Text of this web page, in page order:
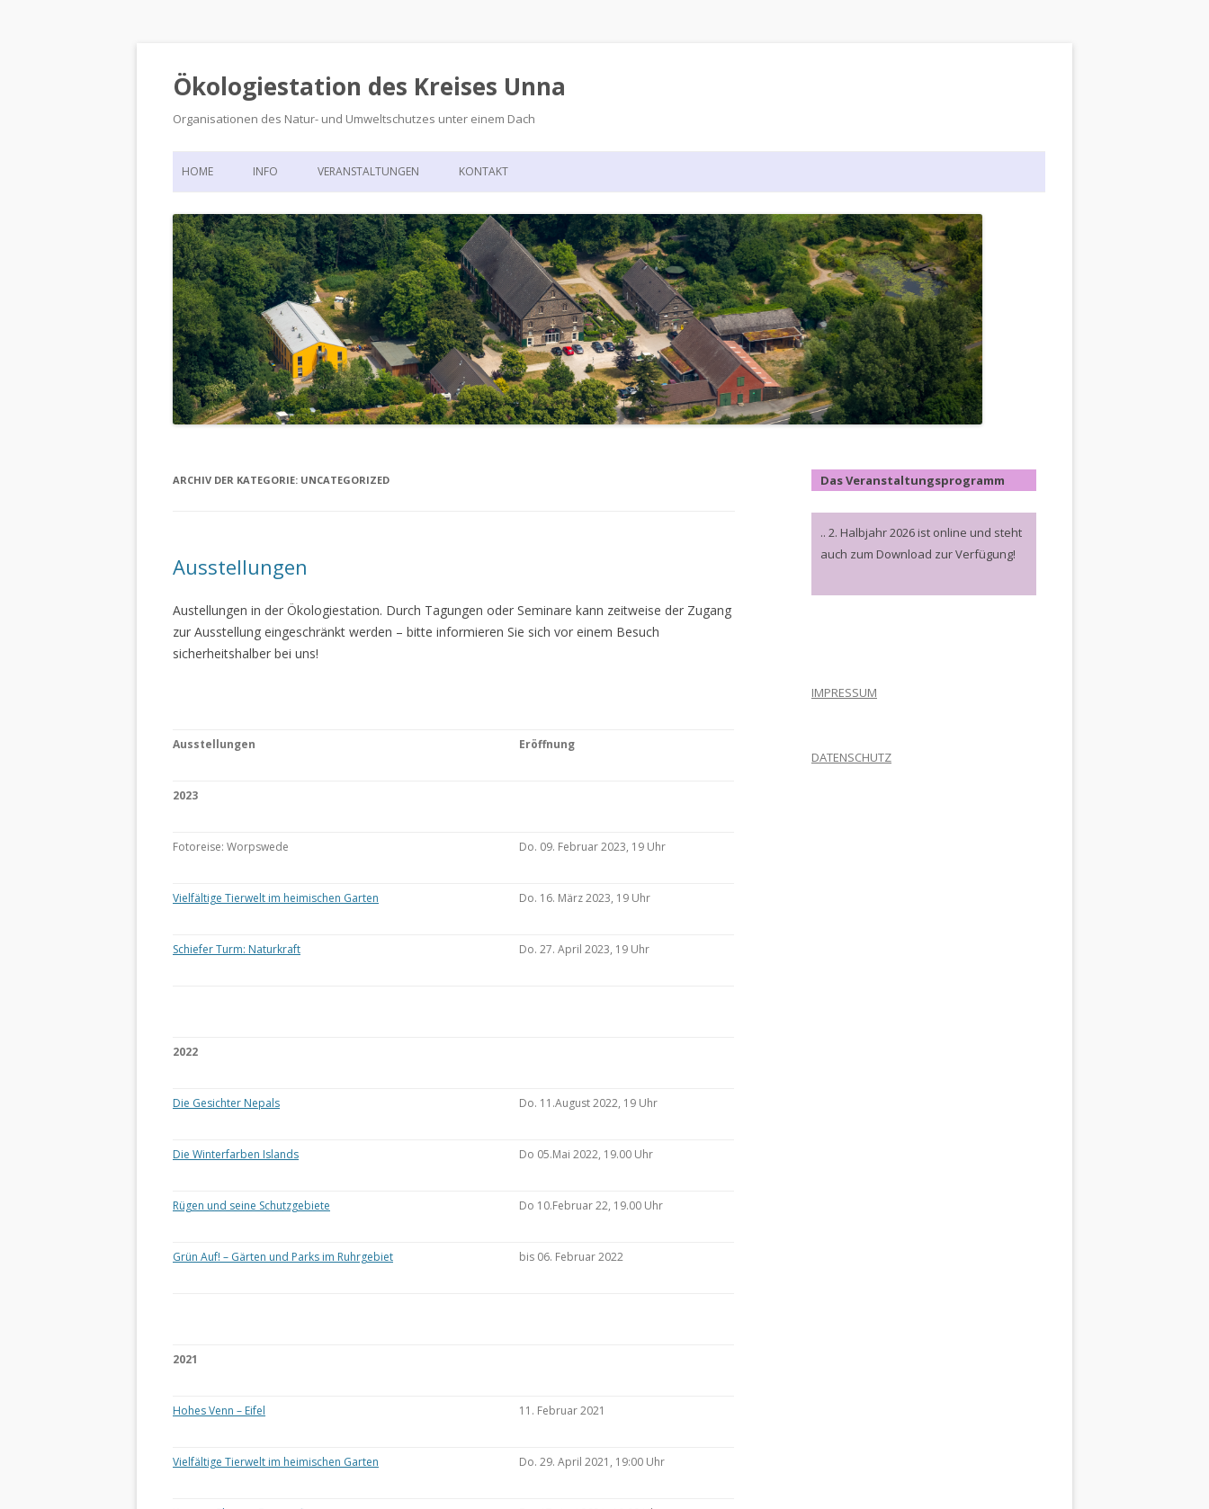
Ökologiestation des Kreises Unna
Organisationen des Natur- und Umweltschutzes unter einem Dach
Zum
HOME INFO
DIE ÖKOLOGIESTATION – FAST
900 JAHRE VORGESCHICHTE
VERANSTALTUNGEN KONTAKT
ARCHIV DER KATEGORIE: UNCATEGORIZED
Ausstellungen
Austellungen in der Ökologiestation. Durch Tagungen oder Seminare kann zeitweise der Zugang
zur Ausstellung eingeschränkt werden – bitte informieren Sie sich vor einem Besuch
sicherheitshalber bei uns!
Ausstellungen Eröffnung
2023
Fotoreise: Worpswede Do. 09. Februar 2023, 19 Uhr
Vielfältige Tierwelt im heimischen Garten Do. 16. März 2023, 19 Uhr
Schiefer Turm: Naturkraft Do. 27. April 2023, 19 Uhr
2022
Die Gesichter Nepals Do. 11.August 2022, 19 Uhr
Die Winterfarben Islands Do 05.Mai 2022, 19.00 Uhr
Rügen und seine Schutzgebiete Do 10.Februar 22, 19.00 Uhr
Grün Auf! – Gärten und Parks im Ruhrgebiet bis 06. Februar 2022
2021
Hohes Venn – Eifel 11. Februar 2021
Vielfältige Tierwelt im heimischen Garten Do. 29. April 2021, 19:00 Uhr
Das Veranstaltungsprogramm
.. 2. Halbjahr 2026 ist online und steht
auch zum Download zur Verfügung!
IMPRESSUM
DATENSCHUTZ